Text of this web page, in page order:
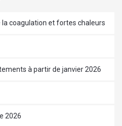
coagulation et fortes chaleurs
à partir de janvier 2026
2026